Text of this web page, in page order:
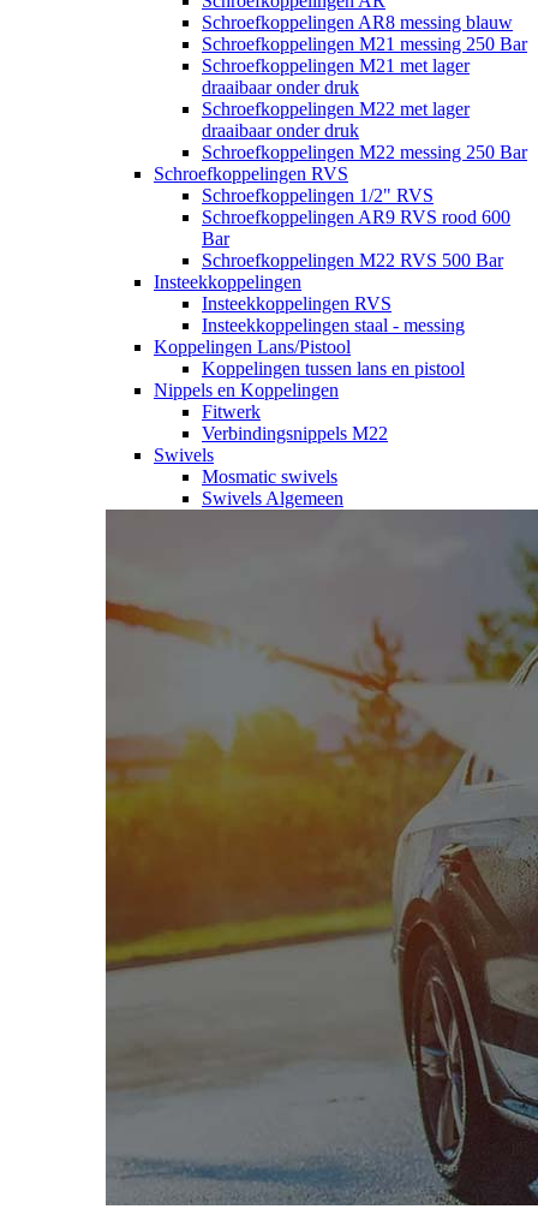
Schroefkoppelingen AR8 messing blauw
Schroefkoppelingen M21 messing 250 Bar
Schroefkoppelingen M21 met lager
draaibaar onder druk
Schroefkoppelingen M22 met lager
draaibaar onder druk
Schroefkoppelingen M22 messing 250 Bar
Schroefkoppelingen RVS
Schroefkoppelingen 1/2" RVS
Schroefkoppelingen AR9 RVS rood 600
Bar
Schroefkoppelingen M22 RVS 500 Bar
Insteekkoppelingen
Insteekkoppelingen RVS
Insteekkoppelingen staal - messing
Koppelingen Lans/Pistool
Koppelingen tussen lans en pistool
Nippels en Koppelingen
Fitwerk
Verbindingsnippels M22
Swivels
Mosmatic swivels
Swivels Algemeen